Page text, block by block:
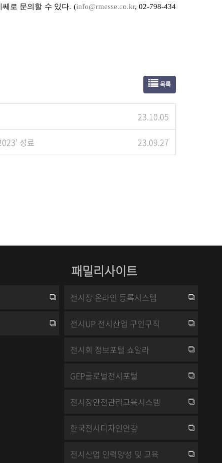
로 문의할 수 있다. (info@rmesse.co.kr, 02-798-434
목록
23.10.05
성료 23.09.27
패밀리사이트
전시장 온라인 등록시스템
전시UP 전시산업 구인구직
전시회 정보포털 쇼알라
GEP글로벌전시포털
전시장안전관리교육시스템
한국전시디자인연감
전시산업 인력양성 및 교육